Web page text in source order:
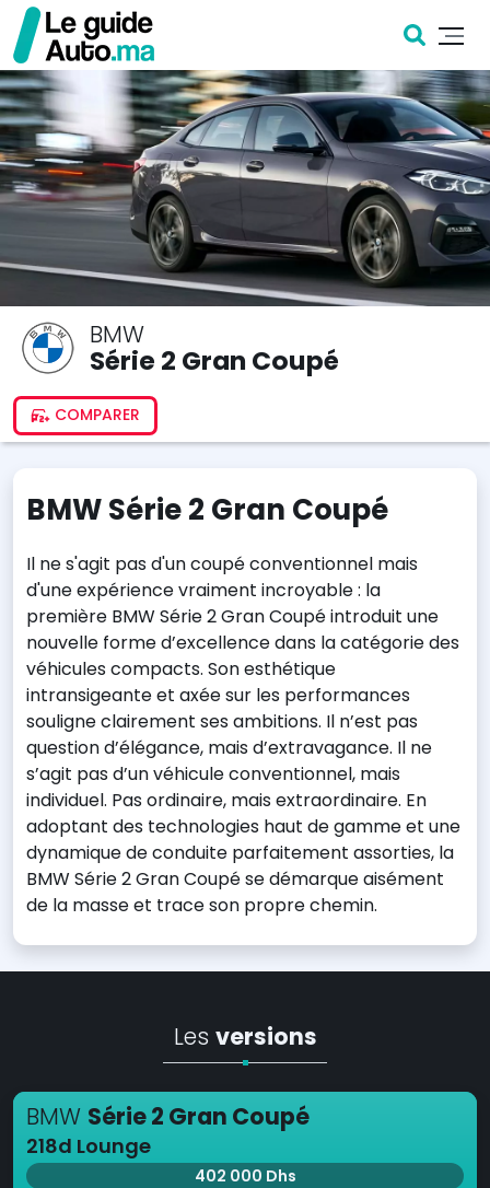
BMW
Série 2 Gran Coupé
COMPARER
BMW Série 2 Gran Coupé
Il ne s'agit pas d'un coupé conventionnel mais
d'une expérience vraiment incroyable : la
première BMW Série 2 Gran Coupé introduit une
nouvelle forme d’excellence dans la catégorie des
véhicules compacts. Son esthétique
intransigeante et axée sur les performances
souligne clairement ses ambitions. Il n’est pas
question d’élégance, mais d’extravagance. Il ne
s’agit pas d’un véhicule conventionnel, mais
individuel. Pas ordinaire, mais extraordinaire. En
adoptant des technologies haut de gamme et une
dynamique de conduite parfaitement assorties, la
BMW Série 2 Gran Coupé se démarque aisément
de la masse et trace son propre chemin.
Les versions
BMW Série 2 Gran Coupé
218d Lounge
402 000 Dhs